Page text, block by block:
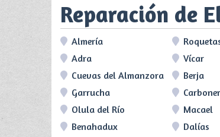
Reparación de
Almería
Adra
Vícar
Cuevas del Almanzora
Berja
Garrucha
Olula del Río
Macael
Benahadux
Dalías